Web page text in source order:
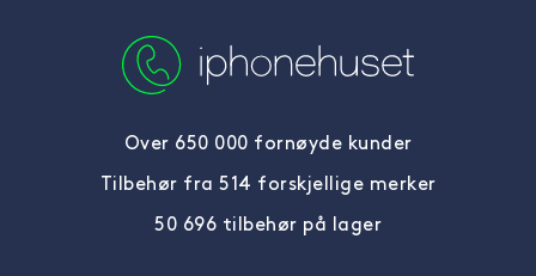
Over 650 000 fornøyde kunder
Tilbehør fra 514 forskjellige merker
50 696 tilbehør på lager